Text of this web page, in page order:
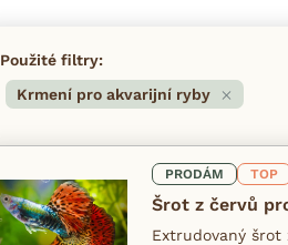
Použité filtry:
Krmení pro akvarijní ryby
PRODÁM TOP
Šrot z červů
Extrudovaný